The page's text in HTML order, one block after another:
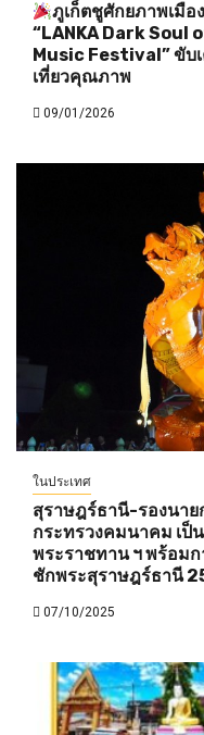
ภูเก็ตชูศักยภาพเมือ
“LANKA Dark Soul
Music Festival” ขับ
เที่ยวคุณภาพ
09/01/2026
ในประเทศ
สุราษฎร์ธานี-รองนา
กระทรวงคมนาคม เป็
พระราชทาน ฯ พร้อมก
ชักพระสุราษฎร์ธานี
07/10/2025